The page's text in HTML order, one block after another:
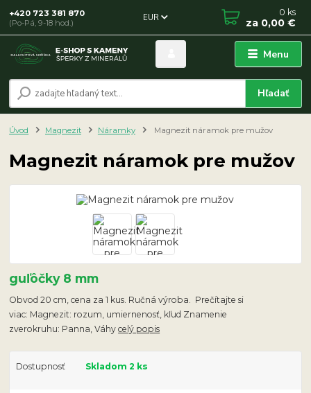
Menu
EUR
Hľadať
+420 723 381 870
(Po-Pá, 9-18 hod.)
0 ks
za 0,00 €
Úvod Magnezit Náramky Magnezit náramok pre mužov
Magnezit náramok pre mužov
guľôčky 8 mm
Obvod 20 cm, cena za 1 kus. Ručná výroba. Prečítajte si
viac: Magnezit: rozum, umiernenosť, kľud Znamenie
zverokruhu: Panna, Váhycelý popis
Dostupnosť Skladom 2 ks